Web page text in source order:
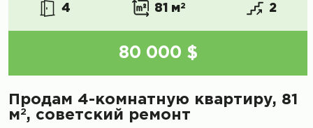
4 81 м2 2
80 000 $
Продам 4-комнатную квартиру, 81
м2, советский ремонт